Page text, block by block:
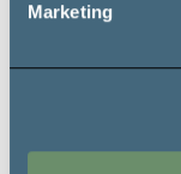
Marketing